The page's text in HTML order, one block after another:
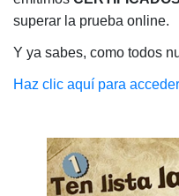
superar la prueba online.
Y ya sabes, como todos
Haz clic aquí para